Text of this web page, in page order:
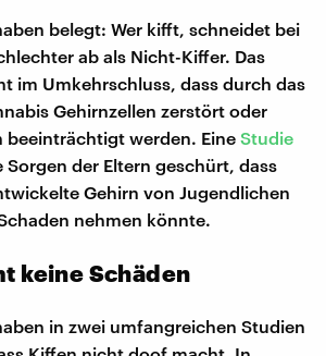
belegt: Wer kifft, schneidet bei
ab als Nicht-Kiffer. Das
im Umkehrschluss, dass durch das
Gehirnzellen zerstört oder
werden. Eine Studie
Sorgen der Eltern geschürt, dass
Gehirn von Jugendlichen
nehmen könnte.
keine Schäden
in zwei umfangreichen Studien